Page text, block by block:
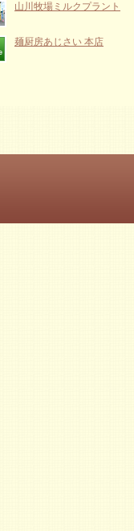
山川牧場ミルクプラント
麺厨房あじさい 本店